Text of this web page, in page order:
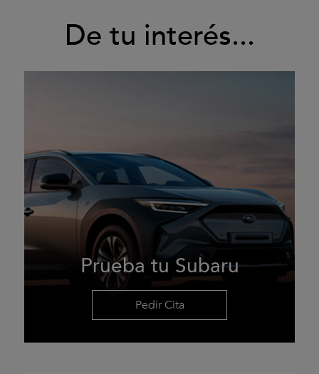
De tu interés...
Prueba tu Subaru
Pedir Cita